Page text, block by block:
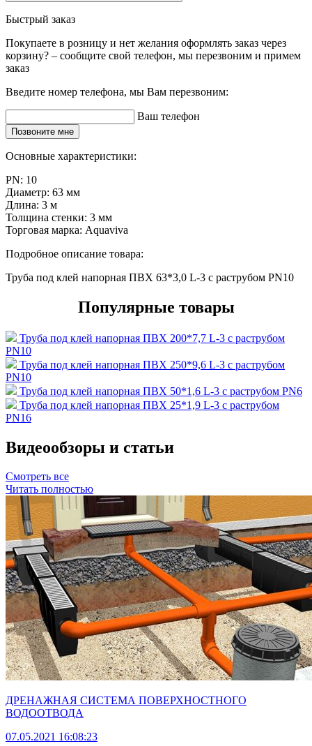
Быстрый заказ
Покупаете в розницу и нет желания оформлять заказ через
корзину? – сообщите свой телефон, мы перезвоним и примем
заказ
Введите номер телефона, мы Вам перезвоним:
Ваш телефон
Позвоните мне
Основные характеристики:
PN: 10
Диаметр: 63 мм
Длина: 3 м
Толщина стенки: 3 мм
Торговая марка: Aquaviva
Подробное описание товара:
Труба под клей напорная ПВХ 63*3,0 L-3 с раструбом PN10
Популярные товары
Труба под клей напорная ПВХ 200*7,7 L-3 с раструбом
PN10
Труба под клей напорная ПВХ 250*9,6 L-3 с раструбом
PN10
Труба под клей напорная ПВХ 50*1,6 L-3 с раструбом PN6
Труба под клей напорная ПВХ 25*1,9 L-3 с раструбом
PN16
Видеообзоры и статьи
Смотреть все
Читать полностью
ДРЕНАЖНАЯ СИСТЕМА ПОВЕРХНОСТНОГО
ВОДООТВОДА
07.05.2021 16:08:23